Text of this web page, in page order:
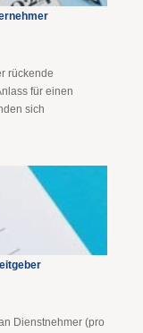
rückende
für einen
sich
Dienstnehmer (pro